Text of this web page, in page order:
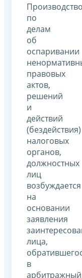
Производство
по
делам
об
оспаривании
правовых
актов,
решений
и
действий
(бездействия)
налоговых
органов,
должностных
лиц
возбуждается
на
основании
заявления
лица,
в
арбитражный